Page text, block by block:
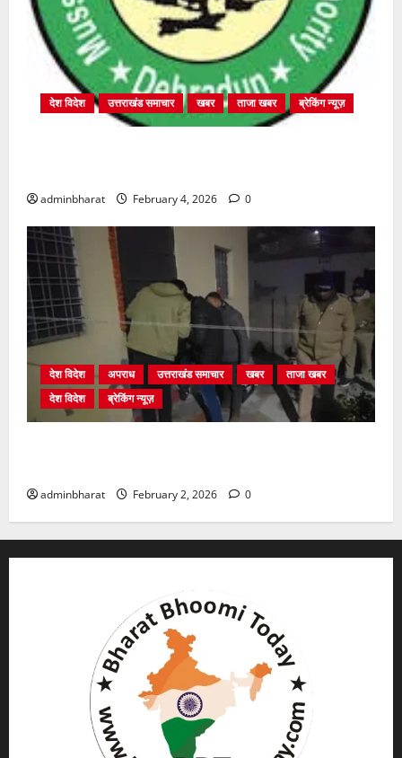
देश विदेश उत्तराखंड समाचार खबर ताजा खबर ब्रेकिंग न्यूज़
adminbharat February 4, 2026 0
देश विदेश अपराध उत्तराखंड समाचार खबर
ताजा खबर
देश विदेश
ब्रेकिंग न्यूज़
adminbharat February 2, 2026 0